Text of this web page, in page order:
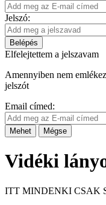
Jelszó:
Belépés
Elfelejtettem a jelszavam
Amennyiben nem
jelszót
Email címed:
Mehet Mégse
Vidéki
ITT MINDENKI CSAK